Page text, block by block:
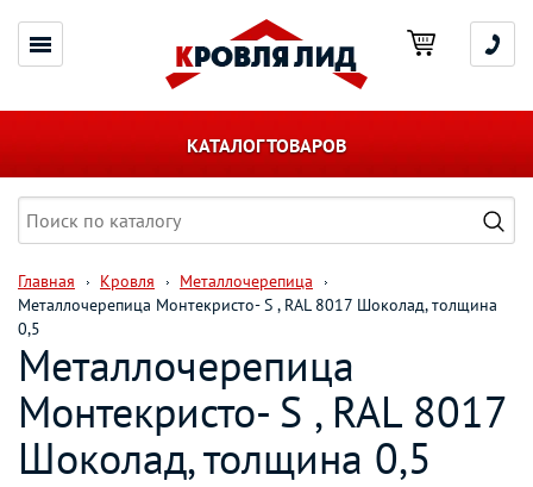
КАТАЛОГ ТОВАРОВ
Главная Кровля
Металлочерепица
Металлочерепица Монтекристо- S , RAL 8017 Шоколад, толщина
0,5
Металлочерепица
Монтекристо- S , RAL 8017
Шоколад, толщина 0,5